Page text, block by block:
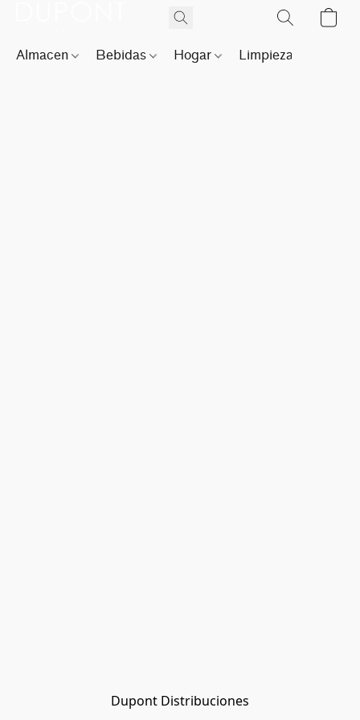
Almacen Bebidas Hogar Limpieza
Dupont Distribuciones